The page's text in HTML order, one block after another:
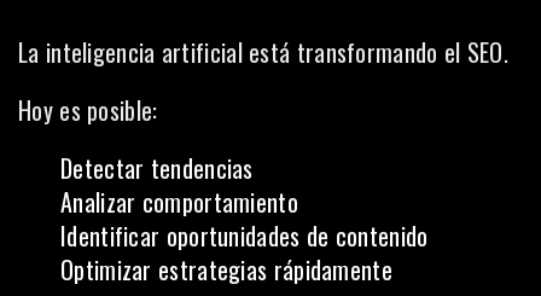
La inteligencia artificial está transformando el SEO.
Hoy es posible:
Detectar tendencias
Analizar comportamiento
Identificar oportunidades de contenido
Optimizar estrategias rápidamente